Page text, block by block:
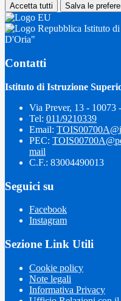
Accetta tutti Salva le
Istituto
D'Oria"
Contatti
Istituto di Istruzione
Via Prever, 13 - 10073
Tel: 011/9210339
Email:
PEC:
mail
C.F.: 83004490013
Seguici su
Facebook
Instagram
Sezione Link Utili
Cookie policy
Note legali
Informativa Privacy